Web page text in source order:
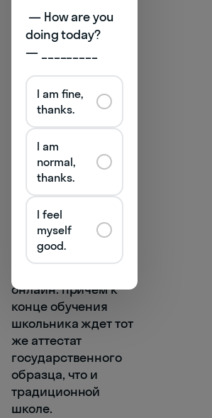
оценки, найти хобби
или даже будущую
профессию.
программирование
или шахматы. А тем,
кто устал от
обычной школы,
подойдет формат
Домашнего лицея
Skysmart. Это те же
уроки и предметы,
только с
современной
нескучной подачей,
онлайн. Причем к
конце обучения
школьника ждет тот
же аттестат
государственного
образца, что и
традиционной
школе.
doing today?
— _________
I am fine,
thanks.
I am
normal,
thanks.
I feel
myself
good.